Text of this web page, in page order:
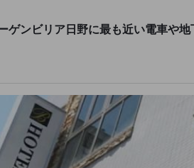
ゲンビリア日野に最も近い電車や